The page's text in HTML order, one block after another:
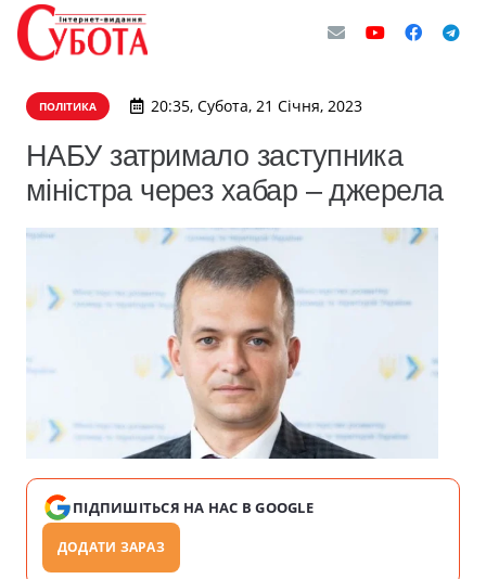
ПОЛІТИКА 20:35, Субота, 21 Січня, 2023
НАБУ затримало заступника
міністра через хабар – джерела
ПІДПИШІТЬСЯ НА НАС В GOOGLE
ДОДАТИ ЗАРАЗ